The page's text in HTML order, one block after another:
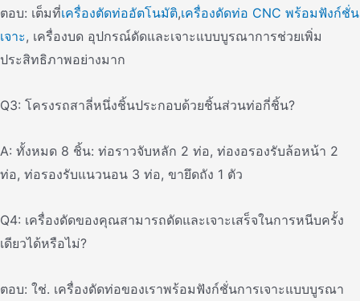
ตอบ: เต็มที่เครื่องตัดท่ออัตโนมัติ,เครื่องดัดท่อ CNC พร้อมฟังก์ชั่น
เจาะ, เครื่องบด อุปกรณ์ดัดและเจาะแบบบูรณาการช่วยเพิ่ม
ประสิทธิภาพอย่างมาก
Q3: โครงรถสาลี่หนึ่งชิ้นประกอบด้วยชิ้นส่วนท่อกี่ชิ้น?
A: ทั้งหมด 8 ชิ้น: ท่อราวจับหลัก 2 ท่อ, ท่องอรองรับล้อหน้า 2
ท่อ, ท่อรองรับแนวนอน 3 ท่อ, ขายึดถัง 1 ตัว
Q4: เครื่องดัดของคุณสามารถดัดและเจาะเสร็จในการหนีบครั้ง
เดียวได้หรือไม่?
ตอบ: ใช่. เครื่องดัดท่อของเราพร้อมฟังก์ชั่นการเจาะแบบบูรณา